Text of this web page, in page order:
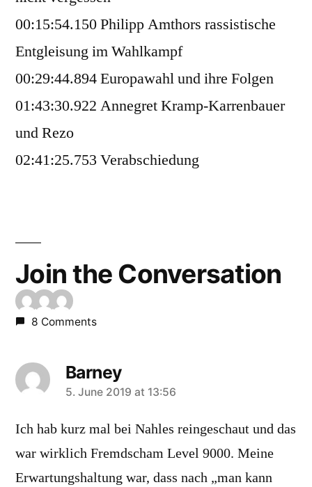
00:15:54.150 Philipp Amthors rassistische
Entgleisung im Wahlkampf
00:29:44.894 Europawahl und ihre Folgen
01:43:30.922 Annegret Kramp-Karrenbauer
und Rezo
02:41:25.753 Verabschiedung
Join the Conversation
8 Comments
Barney
says:
5. June 2019 at 13:56
Ich hab kurz mal bei Nahles reingeschaut und das
war wirklich Fremdscham Level 9000. Meine
Erwartungshaltung war, dass nach „man kann